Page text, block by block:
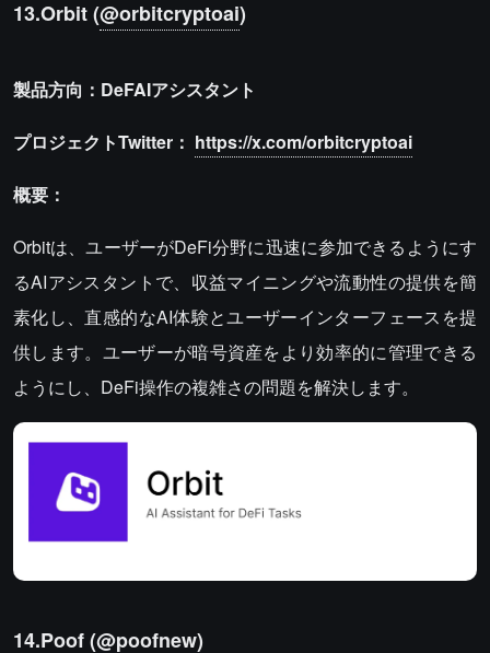
13.Orbit (@orbitcryptoai)
製品方向：DeFAIアシスタント
プロジェクトTwitter： https://x.com/orbitcryptoai
概要：
Orbitは、ユーザーがDeFi分野に迅速に参加できるようにす
るAIアシスタントで、収益マイニングや流動性の提供を簡
素化し、直感的なAI体験とユーザーインターフェースを提
供します。ユーザーが暗号資産をより効率的に管理できる
ようにし、DeFi操作の複雑さの問題を解決します。
14.Poof (@poofnew)